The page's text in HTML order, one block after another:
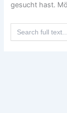
gesucht hast.
Search
for: